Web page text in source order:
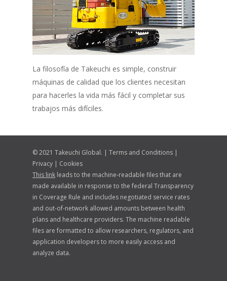
La filosofía de Takeuchi es simple, construir
máquinas de calidad que los clientes necesitan
para hacerles la vida más fácil y completar sus
trabajos más difíciles.
© 2021 Takeuchi Global. | Terms and Conditions |
Privacy | Cookies
This link leads to the machine-readable files that are
made available in response to the federal Transparency
in Coverage Rule and includes negotiated service rates
and out-of-network allowed amounts between health
plans and healthcare providers. The machine readable
files are formatted to allow researchers, regulators, and
application developers to more easily access and
analyze data.